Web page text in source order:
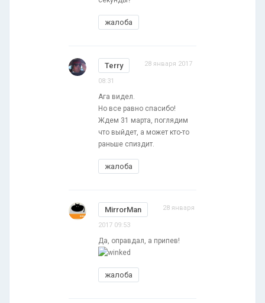
жалоба
Terry 28 января 2017
08:31
Ага видел.
Но все равно спасибо!
Ждем 31 марта, поглядим
что выйдет, а может кто-то
раньше спиздит.
жалоба
MirrorMan 28 января
2017 09:53
Да, оправдал, а припев!
жалоба